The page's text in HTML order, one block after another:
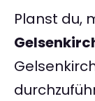
Planst du,